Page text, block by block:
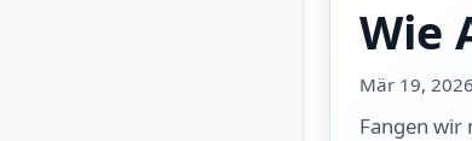
Wie
Mär 19, 2026
Fangen